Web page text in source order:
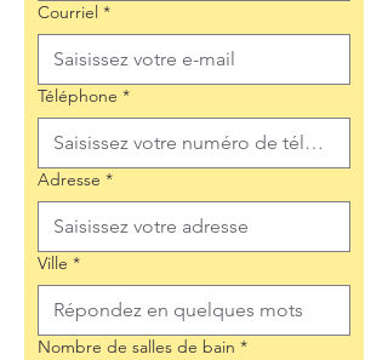
Courriel *
Téléphone *
Adresse *
Ville *
Nombre de salles de bain *